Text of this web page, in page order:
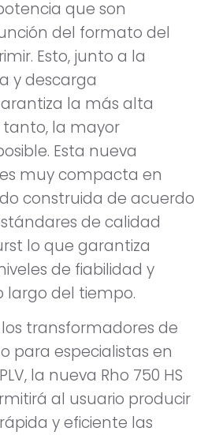
que son
del formato del
Esto, junto a la
y descarga
la más alta
tanto, la mayor
Esta nueva
muy compacta en
construida de acuerdo
de calidad
lo que garantiza
de fiabilidad y
largo del tiempo.
transformadores de
para especialistas en
la nueva Rho 750 HS
al usuario producir
y eficiente las